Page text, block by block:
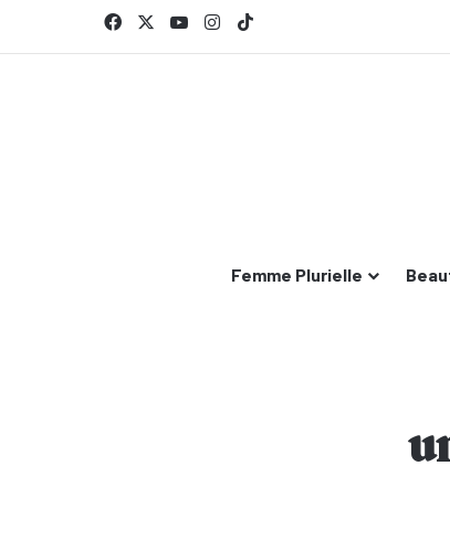
FacebookYouTubeInstagram
Femme Plurielle